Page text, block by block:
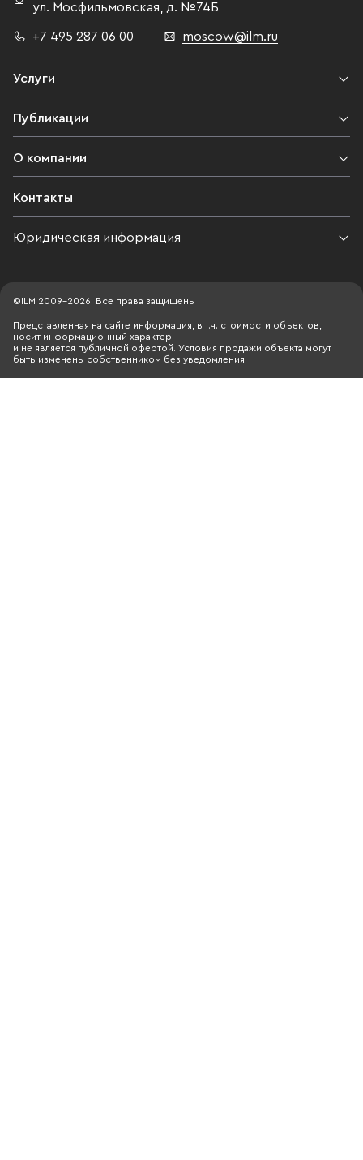
ул. Мосфильмовская, д. №74Б
+7 495 287 06 00 moscow@ilm.ru
Услуги
Публикации
О компании
Контакты
Юридическая информация
©ILM 2009-2026. Все права защищены
Представленная на сайте информация, в т.ч. стоимости объектов,
носит информационный характер
и не является публичной офертой. Условия продажи объекта могут
быть изменены собственником без уведомления